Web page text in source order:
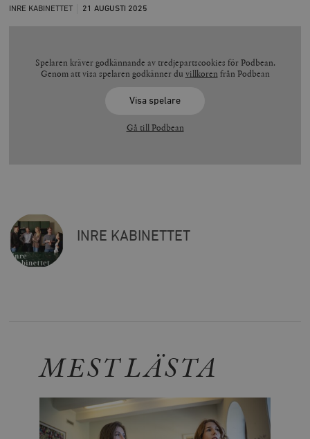
INRE KABINETTET 21 AUGUSTI 2025
Spelaren kräver godkännande av tredjepartscookies för Podbean.
Genom att visa spelaren godkänner du villkoren från Podbean
Visa spelare
Gå till Podbean
INRE KABINETTET
MEST LÄSTA